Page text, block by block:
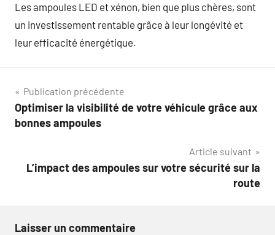
Les ampoules LED et xénon, bien que plus chères, sont
un investissement rentable grâce à leur longévité et
leur efficacité énergétique.
Navigation
de
Publication précédente
Optimiser la visibilité de votre véhicule grâce aux
bonnes ampoules
Article suivant
L’impact des ampoules sur votre sécurité sur la
route
Laisser un commentaire